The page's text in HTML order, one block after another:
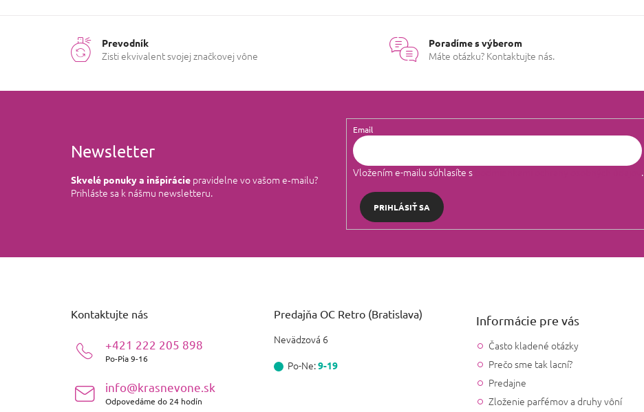
Prevodník
Zisti ekvivalent svojej značkovej vône
Poradíme s výberom
Máte otázku? Kontaktujte nás.
Newsletter
Skvelé ponuky a inšpirácie pravidelne vo vašom e‑mailu?
Prihláste sa k nášmu newsletteru.
Email
Vložením e-mailu súhlasíte s .
PRIHLÁSIŤ SA
Kontaktujte nás
+421 222 205 898
Po-Pia 9-16
info@krasnevone.sk
Odpovedáme do 24 hodín
Predajňa OC Retro (Bratislava)
Nevädzová 6
Po-Ne:9-19
Informácie pre vás
Často kladené otázky
Prečo sme tak lacní?
Predajne
Zloženie parfémov a druhy vôní